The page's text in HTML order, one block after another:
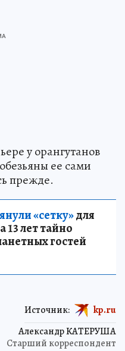
у орангутанов
ее сами
прежде.
«сетку»для
13 лет тайно
гостей
Александр КАТЕРУША
Старший корреспондент
Источник: kp.ru